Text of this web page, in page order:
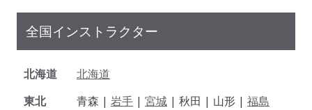
全国インストラクター
北海道
北海道
東北
青森 | 岩手 | 宮城 | 秋田 | 山形 | 福島